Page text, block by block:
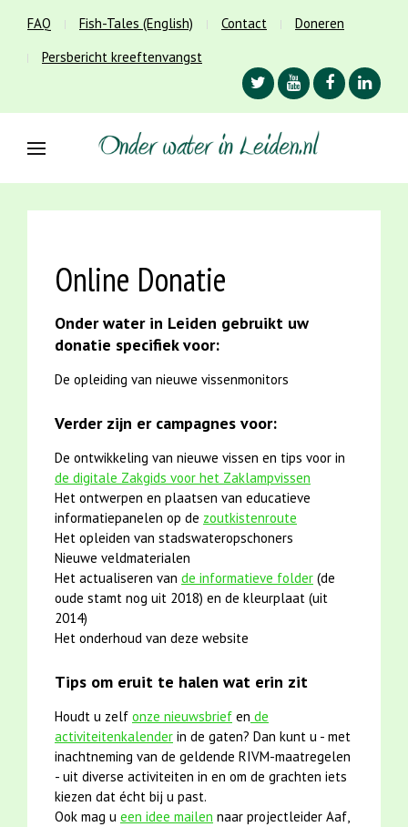
FAQ Fish-Tales (English) Contact
Doneren
Persbericht kreeftenvangst
Online Donatie
Onder water in Leiden gebruikt uw
donatie specifiek voor:
De opleiding van nieuwe vissenmonitors
Verder zijn er campagnes voor:
De ontwikkeling van nieuwe vissen en tips voor in
de digitale Zakgids voor het Zaklampvissen
Het ontwerpen en plaatsen van educatieve
informatiepanelen op de zoutkistenroute
Het opleiden van stadswateropschoners
Nieuwe veldmaterialen
Het actualiseren van de informatieve folder (de
oude stamt nog uit 2018) en de kleurplaat (uit
2014)
Het onderhoud van deze website
Tips om eruit te halen wat erin zit
Houdt u zelf onze nieuwsbrief en de
activiteitenkalender in de gaten? Dan kunt u - met
inachtneming van de geldende RIVM-maatregelen
- uit diverse activiteiten in en om de grachten iets
kiezen dat écht bij u past.
Ook mag u een idee mailen naar projectleider Aaf,